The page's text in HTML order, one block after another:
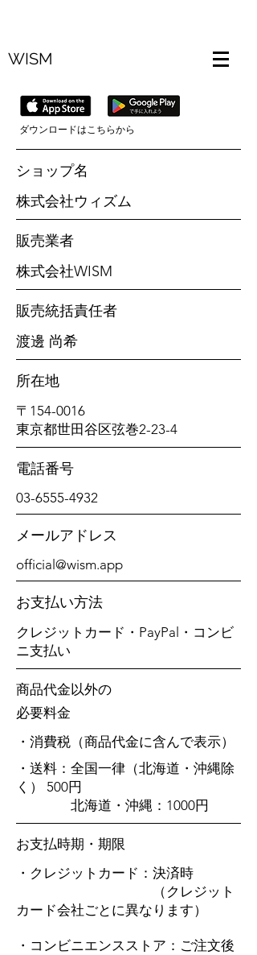
WISM
​ダウンロードはこちらから
ショップ名
株式会社ウィズム
販売業者
株式会社WISM
販売統括責任者
渡邊 尚希
所在地
〒154-0016
東京都世田谷区弦巻2-23-4
電話番号
03-6555-4932
メールアドレス
official@wism.app
​お支払い方法
クレジットカード・PayPal・コンビ
ニ支払い
商品代金以外の
必要料金
・消費税（商品代金に含んで表示）
・送料：全国一律（北海道・沖縄除
く） 500円
北海道・沖縄：1000円
お支払時期・期限
・クレジットカード：決済時
（クレジット
カード会社ごとに異なります）
・コンビニエンスストア：ご注文後